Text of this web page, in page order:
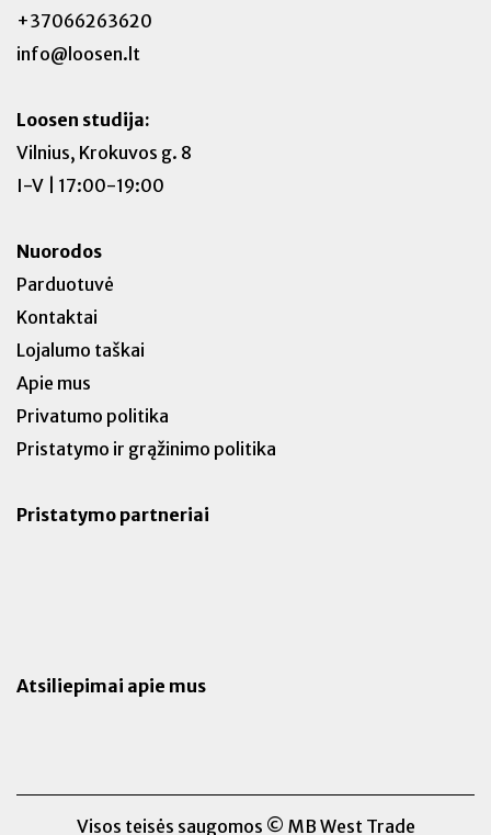
+37066263620
info@loosen.lt
Loosen studija:
Vilnius, Krokuvos g. 8
I-V | 17:00-19:00
Nuorodos
Parduotuvė
Kontaktai
Lojalumo taškai
Apie mus
Privatumo politika
Pristatymo ir grąžinimo politika
Pristatymo partneriai
Atsiliepimai apie mus
Visos teisės saugomos © MB West Trade